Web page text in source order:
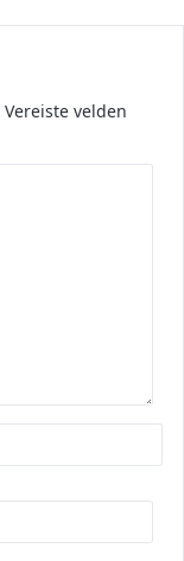
Vereiste velden